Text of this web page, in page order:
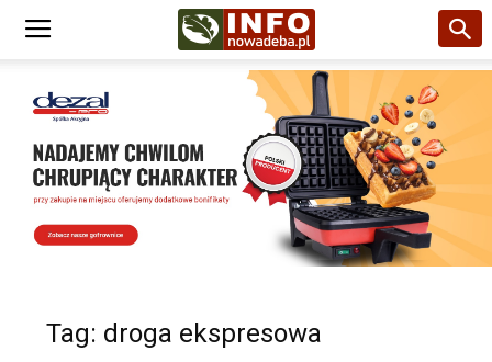
Tag: droga ekspresowa